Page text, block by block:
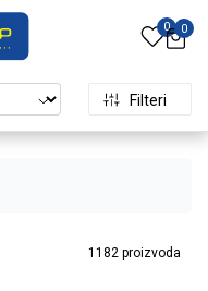
0 0
Filteri
1182 proizvoda